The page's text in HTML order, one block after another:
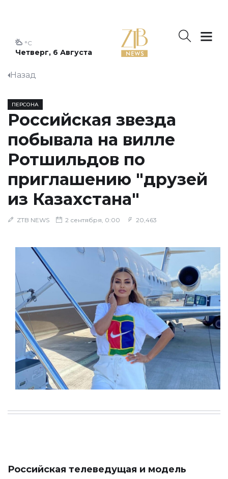
Четверг, 6 Августа
°C
Назад
ПЕРСОНА
Российская звезда
побывала на вилле
Ротшильдов по
приглашению "друзей
из Казахстана"
ZTB NEWS 2 сентября, 0:00 20,463
Российская телеведущая и модель